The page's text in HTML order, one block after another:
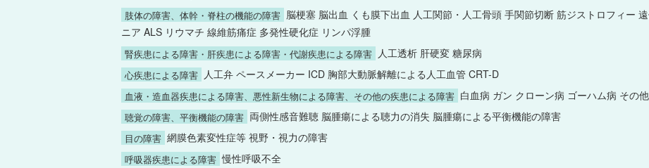
肢体の障害、体幹・脊柱の機能の障害 脳梗塞 脳出血 くも膜下出血 人工関節・人工骨頭 手関節切断 筋ジストロフィー
ニア ALS リウマチ 線維筋痛症 多発性硬化症 リンパ浮腫
腎疾患による障害・肝疾患による障害・代謝疾患による障害 人工透析 肝硬変 糖尿病
心疾患による障害 人工弁 ペースメーカー ICD 胸部大動脈解離による人工血管 CRT-D
血液・造血器疾患による障害、悪性新生物による障害、その他の疾患による障害 白血病 ガン クローン病 ゴーハム病 その
聴覚の障害、平衡機能の障害 両側性感音難聴 脳腫瘍による聴力の消失 脳腫瘍による平衡機能の障害
目の障害 網膜色素変性症等 視野・視力の障害
呼吸器疾患による障害 慢性呼吸不全